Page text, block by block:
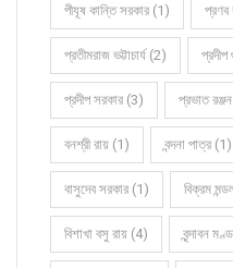
পীযূষ কান্তি সরকার (1) প্রণব
প্রতীমরাজ ভট্টাচার্য (2)
প্রদীপ সরকার (3) প্রভাত রঞ্জন
বনশ্রী রায় (1) বন্দনা পাত্র (1)
বাসুদেব সরকার (1) বিক্রম
বিশাখা বসু রায় (4) বৃন্দাবন